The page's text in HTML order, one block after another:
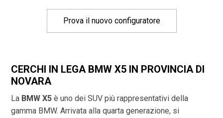
Prova il nuovo configuratore
CERCHI IN LEGA BMW X5 IN PROVINCIA DI
NOVARA
La BMW X5 è uno dei SUV più rappresentativi della
gamma BMW. Arrivata alla quarta generazione, si